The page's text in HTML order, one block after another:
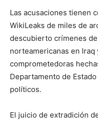
Las acusaciones tienen
WikiLeaks de miles de
descubierto crímenes
norteamericanas en
comprometedoras
Departamento de
políticos.
El juicio de extradición